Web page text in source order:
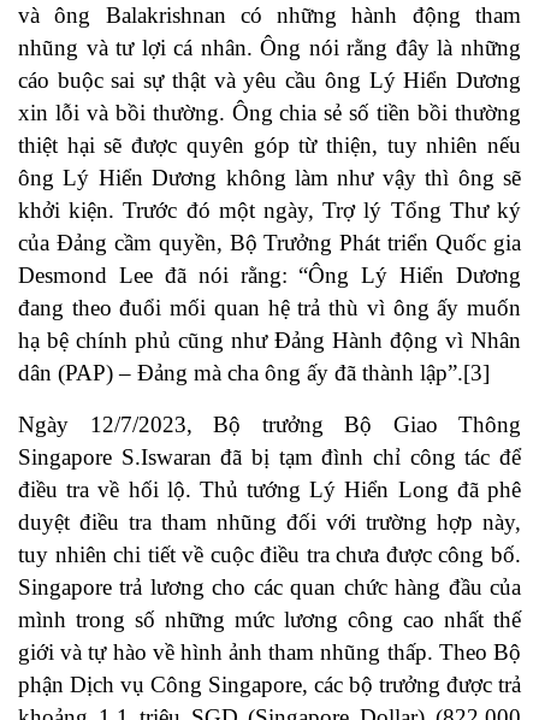
và ông Balakrishnan có những hành động tham
nhũng và tư lợi cá nhân. Ông nói rằng đây là những
cáo buộc sai sự thật và yêu cầu ông Lý Hiển Dương
xin lỗi và bồi thường. Ông chia sẻ số tiền bồi thường
thiệt hại sẽ được quyên góp từ thiện, tuy nhiên nếu
ông Lý Hiển Dương không làm như vậy thì ông sẽ
khởi kiện. Trước đó một ngày, Trợ lý Tổng Thư ký
của Đảng cầm quyền, Bộ Trưởng Phát triển Quốc gia
Desmond Lee đã nói rằng: “Ông Lý Hiển Dương
đang theo đuổi mối quan hệ trả thù vì ông ấy muốn
hạ bệ chính phủ cũng như Đảng Hành động vì Nhân
dân (PAP) – Đảng mà cha ông ấy đã thành lập”.[3]
Ngày 12/7/2023, Bộ trưởng Bộ Giao Thông
Singapore S.Iswaran đã bị tạm đình chỉ công tác để
điều tra về hối lộ. Thủ tướng Lý Hiển Long đã phê
duyệt điều tra tham nhũng đối với trường hợp này,
tuy nhiên chi tiết về cuộc điều tra chưa được công bố.
Singapore trả lương cho các quan chức hàng đầu của
mình trong số những mức lương công cao nhất thế
giới và tự hào về hình ảnh tham nhũng thấp. Theo Bộ
phận Dịch vụ Công Singapore, các bộ trưởng được trả